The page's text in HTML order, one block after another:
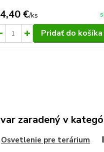
€/ks
Pridať do košíka
zaradený v
Osvetlenie pre terárium